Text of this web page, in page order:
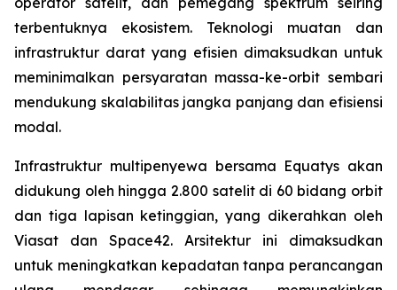
terbentuknya ekosistem. Teknologi muatan dan
infrastruktur darat yang efisien dimaksudkan untuk
meminimalkan persyaratan massa-ke-orbit sembari
mendukung skalabilitas jangka panjang dan efisiensi
modal.
Infrastruktur multipenyewa bersama Equatys akan
didukung oleh hingga 2.800 satelit di 60 bidang orbit
dan tiga lapisan ketinggian, yang dikerahkan oleh
Viasat dan Space42. Arsitektur ini dimaksudkan
untuk meningkatkan kepadatan tanpa perancangan